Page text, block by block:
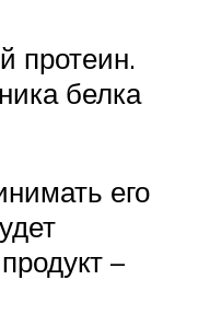
протеин.
белка
его
–